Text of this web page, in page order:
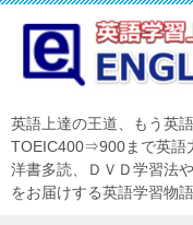
英語上達の王道、もう英
TOEIC400⇒900まで英語
洋書多読、ＤＶＤ学習法
をお届けする英語学習物語